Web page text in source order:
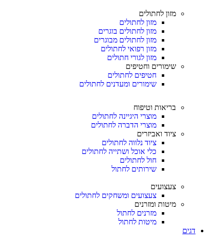
מזון לחתולים
מזון לחתולים
מזון לחתולים בוגרים
מזון לחתולים מבוגרים
מזון רפואי לחתולים
מזון לגורי חתולים
שימורים וחטיפים
חטיפים לחתולים
שימורים ומעדנים לחתולים
בריאות וטיפוח
מוצרי היגיינה לחתולים
מוצרי הדברה לחתולים
ציוד ואביזרים
ציוד נלווה לחתולים
כלי אוכל ושתייה לחתולים
חול לחתולים
שירותים לחתול
צעצועים
צעצועים ומשחקים לחתולים
מיטות ומזרנים
מזרנים לחתול
מיטות לחתול
דגים